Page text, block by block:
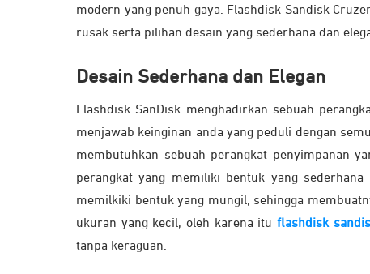
modern yang penuh gaya. Flashdisk Sandisk
rusak serta pilihan desain yang sederhana dan
Desain Sederhana dan Elegan
Flashdisk SanDisk menghadirkan sebuah
menjawab keinginan anda yang peduli dengan
membutuhkan sebuah perangkat penyimpanan
perangkat yang memiliki bentuk yang
memilkiki bentuk yang mungil, sehingga
ukuran yang kecil, oleh karena ituflashdisk
tanpa keraguan.